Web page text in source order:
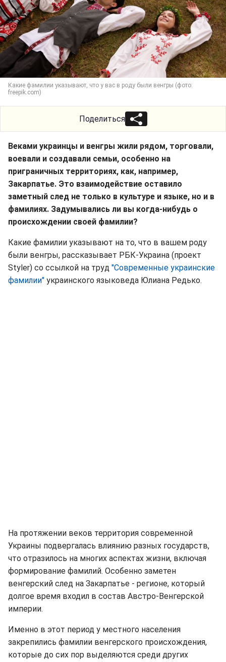
Какие фамилии указывают, что у вас в роду были венгры (фото:
freepik.com)
Поделиться
Веками украинцы и венгры жили рядом, торговали,
воевали и создавали семьи, особенно на
приграничных территориях, как, например,
Закарпатье. Это взаимодействие оставило
заметный след не только в культуре и языке, но и в
фамилиях. Задумывались ли вы когда-нибудь о
происхождении своей фамилии?
Какие фамилии указывают на то, что в вашем роду
были венгры, рассказывает РБК-Украина (проект
Styler) со ссылкой на труд "Современные украинские
фамилии" украинского языковеда Юлиана Редько.
На протяжении веков территория современной
Украины подвергалась влиянию разных государств,
что отразилось на многих аспектах жизни, включая
формирование фамилий. Особенно заметен
венгерский след на Закарпатье - регионе, который
долгое время входил в состав Австро-Венгерской
империи.
Именно в этот период у местного населения
закрепились фамилии венгерского происхождения,
которые до сих пор выделяются среди других